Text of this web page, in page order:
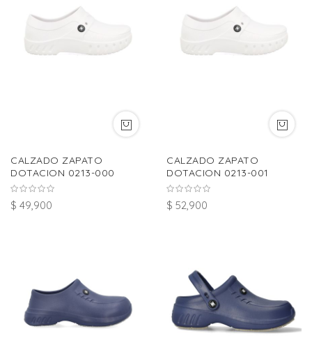
CALZADO ZAPATO
DOTACION 0213-000
$ 49,900
CALZADO ZAPATO
DOTACION 0213-001
$ 52,900